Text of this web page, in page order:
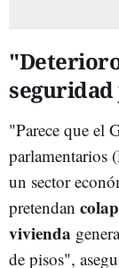
"Parece que el
parlamentarios
un sector
pretendan
vivienda
de pisos",